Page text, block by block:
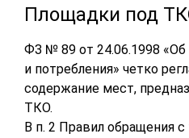
Площадки под
ФЗ № 89 от 24.06.1998 «Об
и потребления» четко
содержание мест,
ТКО.
В п. 2 Правил обращения